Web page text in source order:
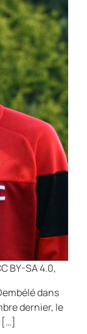
BY-SA 4.0,
dans
dernier, le
[…]